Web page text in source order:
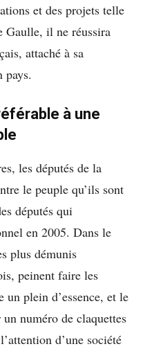
et des projets telle
Gaulle, il ne réussira
attaché à sa
pays.
à une
les députés de la
le peuple qu’ils sont
députés qui
en 2005. Dans le
plus démunis
peinent faire les
un plein d’essence, et le
numéro de claquettes
d’une société